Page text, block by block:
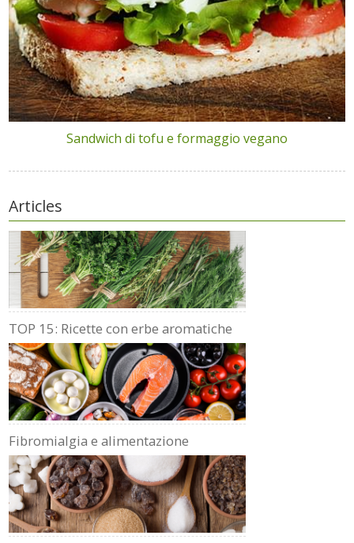
Sandwich di tofu e formaggio vegano
Articles
TOP 15: Ricette con erbe aromatiche
Fibromialgia e alimentazione